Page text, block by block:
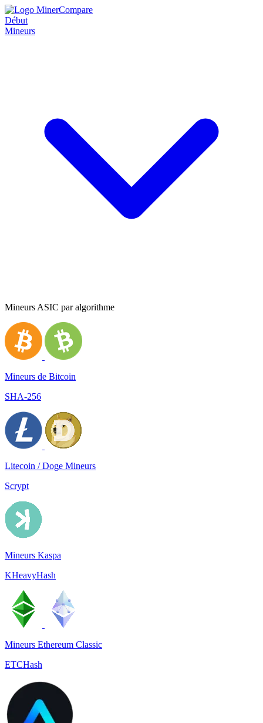
Début
Mineurs
Mineurs ASIC par algorithme
Mineurs de Bitcoin
SHA-256
Litecoin / Doge Mineurs
Scrypt
Mineurs Kaspa
KHeavyHash
Mineurs Ethereum Classic
ETCHash